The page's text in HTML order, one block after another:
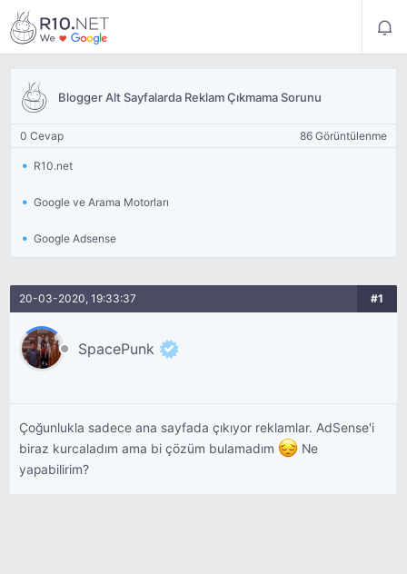
Blogger Alt Sayfalarda Reklam Çıkmama Sorunu
0 Cevap 86 Görüntülenme
R10.net
Google ve Arama Motorları
Google Adsense
20-03-2020, 19:33:37 #1
SpacePunk
Çoğunlukla sadece ana sayfada çıkıyor reklamlar. AdSense'i
biraz kurcaladım ama bi çözüm bulamadım
Ne
yapabilirim?